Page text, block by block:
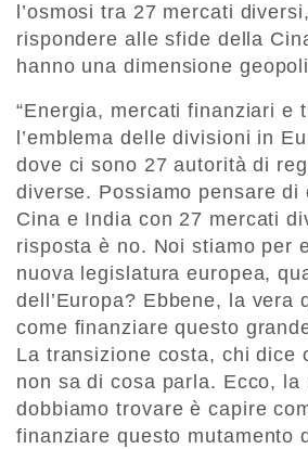
l’osmosi tra 27 mercati
rispondere alle sfide della
hanno una dimensione
“Energia, mercati finanziari e
l’emblema delle divisioni in
dove ci sono 27 autorità di
diverse. Possiamo pensare di
Cina e India con 27 mercati
risposta è no. Noi stiamo per
nuova legislatura europea,
dell’Europa? Ebbene, la vera
come finanziare questo
La transizione costa, chi dice
non sa di cosa parla. Ecco, la
dobbiamo trovare è capire
finanziare questo mutamento